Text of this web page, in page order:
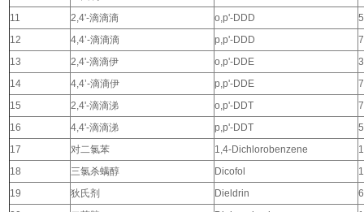
11
2,4'-滴滴滴 o,p'-DDD
12
4,4’-滴滴滴 p,p'-DDD
13
2,4'-滴滴伊 o,p'-DDE
14
4,4’-滴滴伊 p,p'-DDE
15
2,4'-滴滴涕 o,p'-DDT
16
4,4'-滴滴涕 p,p'-DDT
17
对二氯苯 1,4-Dichlorobenzene
18
三氯杀螨醇 Dicofol
19
狄氏剂 Dieldrin